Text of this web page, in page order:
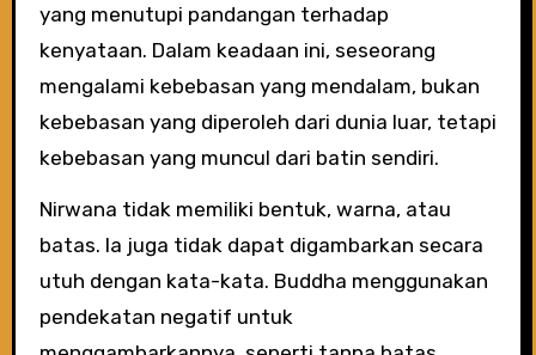
yang menutupi pandangan terhadap
kenyataan. Dalam keadaan ini, seseorang
mengalami kebebasan yang mendalam, bukan
kebebasan yang diperoleh dari dunia luar, tetapi
kebebasan yang muncul dari batin sendiri.
Nirwana tidak memiliki bentuk, warna, atau
batas. Ia juga tidak dapat digambarkan secara
utuh dengan kata-kata. Buddha menggunakan
pendekatan negatif untuk